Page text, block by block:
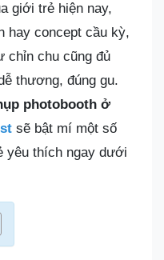
giới trẻ hiện nay,
hay concept cầu kỳ,
chỉn chu cũng đủ
thương, đúng gu.
photobooth ở
sẽ bật mí một số
yêu thích ngay dưới